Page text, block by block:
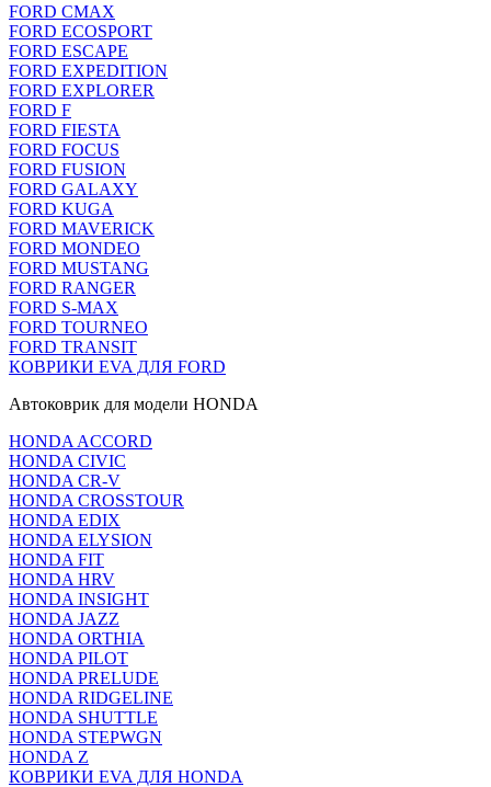
FORD CMAX
FORD ECOSPORT
FORD ESCAPE
FORD EXPEDITION
FORD EXPLORER
FORD F
FORD FIESTA
FORD FOCUS
FORD FUSION
FORD GALAXY
FORD KUGA
FORD MAVERICK
FORD MONDEO
FORD MUSTANG
FORD RANGER
FORD S-MAX
FORD TOURNEO
FORD TRANSIT
КОВРИКИ EVA ДЛЯ FORD
Автоковрик для модели HONDA
HONDA ACCORD
HONDA CIVIC
HONDA CR-V
HONDA CROSSTOUR
HONDA EDIX
HONDA ELYSION
HONDA FIT
HONDA HRV
HONDA INSIGHT
HONDA JAZZ
HONDA ORTHIA
HONDA PILOT
HONDA PRELUDE
HONDA RIDGELINE
HONDA SHUTTLE
HONDA STEPWGN
HONDA Z
КОВРИКИ EVA ДЛЯ HONDA